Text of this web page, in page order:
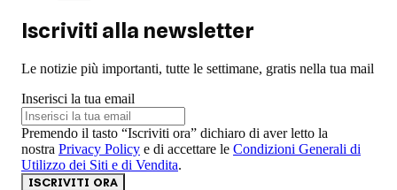
Iscriviti alla newsletter
Le notizie più importanti, tutte le settimane, gratis nella tua mail
Inserisci la tua email
Premendo il tasto “Iscriviti ora” dichiaro di aver letto la
nostra Privacy Policy e di accettare le Condizioni Generali di
Utilizzo dei Siti e di Vendita.
ISCRIVITI ORA